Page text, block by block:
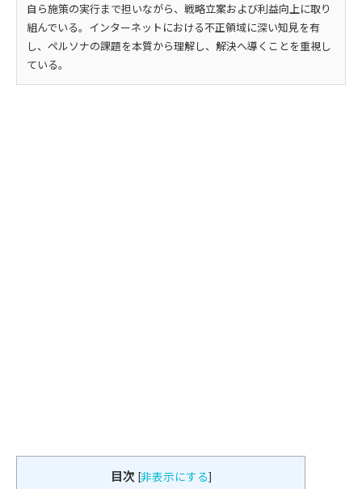
自ら施策の実行まで担いながら、戦略立案および利益向上に取り
組んでいる。インターネットにおける不正領域に深い知見を有
し、ペルソナの課題を本質から理解し、解決へ導くことを重視し
ている。
目次 [非表示にする]